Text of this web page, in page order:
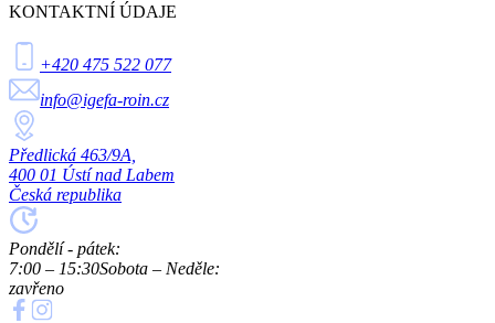
KONTAKTNÍ ÚDAJE
+420 475 522 077
info@igefa-roin.cz
Předlická 463/9A,
400 01 Ústí nad Labem
Česká republika
Pondělí - pátek:
7:00 – 15:30Sobota – Neděle:
zavřeno